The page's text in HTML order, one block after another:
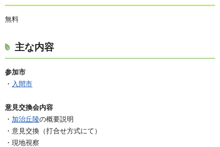
無料
主な内容
参加市
・ 入間市
意見交換会内容
・ 加治丘陵の概要説明
・意見交換（打合せ方式にて）
・現地視察